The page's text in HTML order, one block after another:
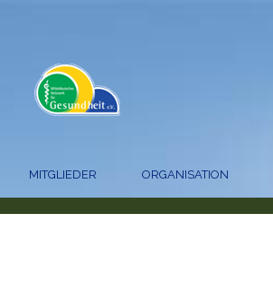
MITGLIEDER ORGANISATION